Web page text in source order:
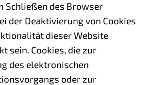
Schließen des Browser
der Deaktivierung von Cookies
dieser Website
sein. Cookies, die zur
des elektronischen
oder zur